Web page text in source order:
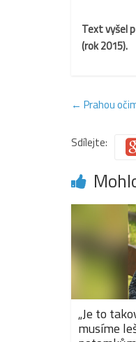
Text vyšel
(rok 2015).
← Prahou
Sdílejte:
„Je to
musíme